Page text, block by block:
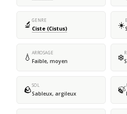
🔬 GENRE
Ciste (Cistus) ☀️
💧 ARROSAGE
Faible, moyen ❄️
🪨SOL
Sableux, argileux 🍃